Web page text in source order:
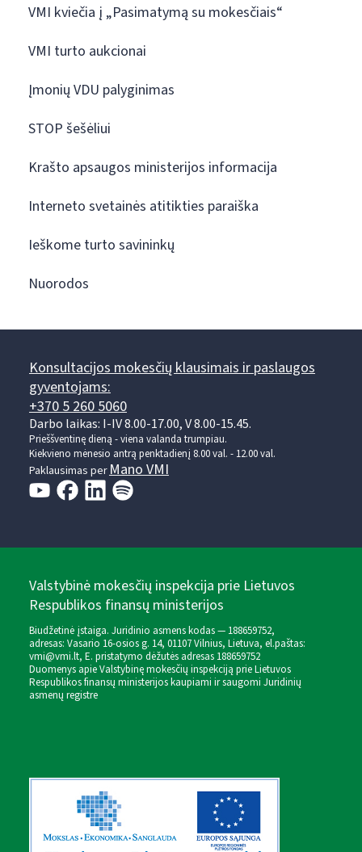
VMI kviečia į „Pasimatymą su mokesčiais“
VMI turto aukcionai
Įmonių VDU palyginimas
STOP šešėliui
Krašto apsaugos ministerijos informacija
Interneto svetainės atitikties paraiška
Ieškome turto savininkų
Nuorodos
Konsultacijos mokesčių klausimais ir paslaugos
gyventojams:
+370 5 260 5060
Darbo laikas: I-IV 8.00-17.00, V 8.00-15.45.
Prieššventinę dieną - viena valanda trumpiau.
Kiekvieno mėnesio antrą penktadienį 8.00 val. - 12.00 val.
Paklausimas perMano VMI
Valstybinė mokesčių inspekcija prie Lietuvos
Respublikos finansų ministerijos
Biudžetinė įstaiga. Juridinio asmens kodas — 188659752,
adresas: Vasario 16-osios g. 14, 01107 Vilnius, Lietuva, el.paštas:
vmi@vmi.lt, E. pristatymo dėžutės adresas 188659752
Duomenys apie Valstybinę mokesčių inspekciją prie Lietuvos
Respublikos finansų ministerijos kaupiami ir saugomi Juridinių
asmenų registre